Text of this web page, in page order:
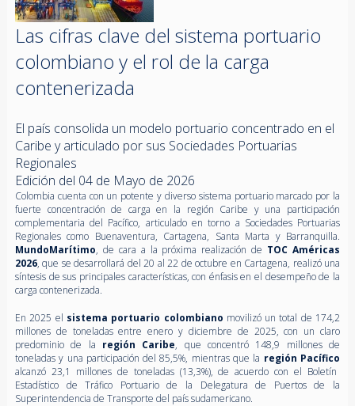
Las cifras clave del sistema portuario
colombiano y el rol de la carga
contenerizada
El país consolida un modelo portuario concentrado en el
Caribe y articulado por sus Sociedades Portuarias
Regionales
Edición del 04 de Mayo de 2026
Colombia cuenta con un potente y diverso sistema portuario marcado por la
fuerte concentración de carga en la región Caribe y una participación
complementaria del Pacífico, articulado en torno a Sociedades Portuarias
Regionales como Buenaventura, Cartagena, Santa Marta y Barranquilla.
MundoMarítimo, de cara a la próxima realización de TOC Américas
2026, que se desarrollará del 20 al 22 de octubre en Cartagena, realizó una
síntesis de sus principales características, con énfasis en el desempeño de la
carga contenerizada.
En 2025 el sistema portuario colombiano movilizó un total de 174,2
millones de toneladas entre enero y diciembre de 2025, con un claro
predominio de la región Caribe, que concentró 148,9 millones de
toneladas y una participación del 85,5%, mientras que la región Pacífico
alcanzó 23,1 millones de toneladas (13,3%), de acuerdo con el Boletín
Estadístico de Tráfico Portuario de la Delegatura de Puertos de la
Superintendencia de Transporte del país sudamericano.